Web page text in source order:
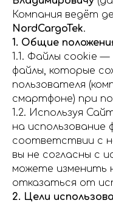
Компания ведёт
NordCargoTek.
1. Общие
1.1. Файлы cookie
файлы, которые
пользователя
смартфоне) при
1.2. Используя
на использование
соответствии с
вы не согласны с
можете изменить
отказаться от
2. Цели